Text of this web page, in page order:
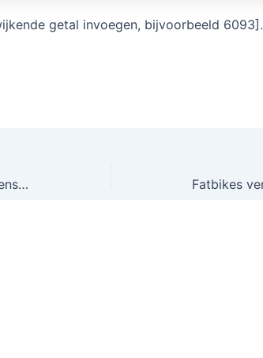
getal invoegen, bijvoorbeeld 6093].
Karin uit kritiek op bouwvakkers tijdens pauze: ‘Dit is te veel!’